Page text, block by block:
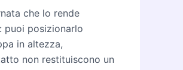
che lo rende
puoi posizionarlo
in altezza,
non restituiscono un